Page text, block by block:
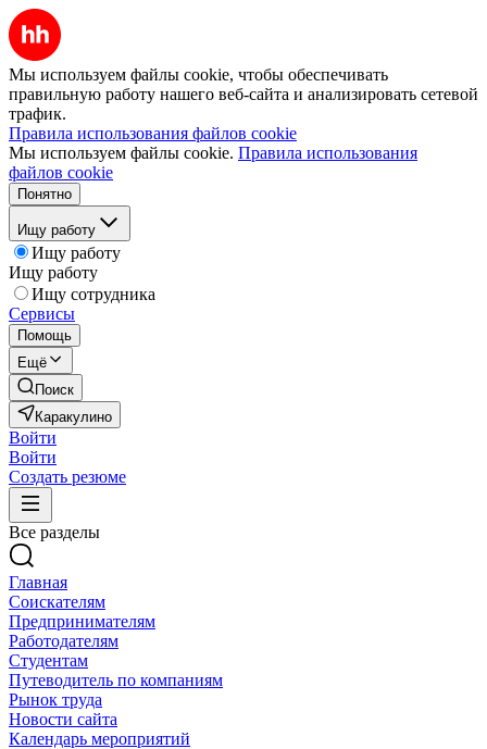
Мы используем файлы cookie, чтобы обеспечивать
правильную работу нашего веб-сайта и анализировать сетевой
трафик.
Правила использования файлов cookie
Мы используем файлы cookie. Правила использования
файлов cookie
Понятно
Ищу работу
Ищу работу
Ищу работу
Ищу сотрудника
Сервисы
Помощь
Ещё
Поиск
Каракулино
Войти
Войти
Создать резюме
Все разделы
Главная
Соискателям
Предпринимателям
Работодателям
Студентам
Путеводитель по компаниям
Рынок труда
Новости сайта
Календарь мероприятий